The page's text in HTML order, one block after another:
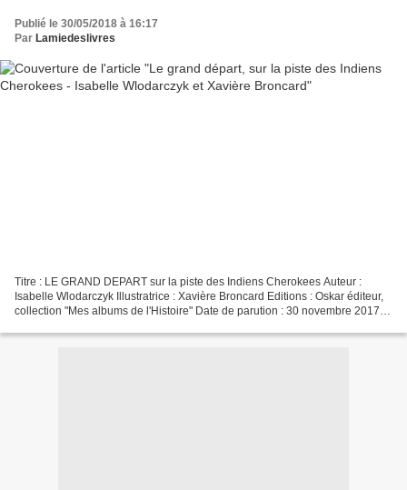
Publié le 30/05/2018 à 16:17
Par Lamiedeslivres
Titre : LE GRAND DEPART sur la piste des Indiens Cherokees Auteur :
Isabelle Wlodarczyk Illustratrice : Xavière Broncard Editions : Oskar éditeur,
collection "Mes albums de l'Histoire" Date de parution : 30 novembre 2017